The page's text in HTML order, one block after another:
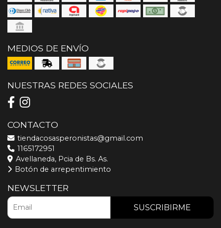
MEDIOS DE ENVÍO
NUESTRAS REDES SOCIALES
CONTACTO
tiendacosasperonistas@gmail.com
1165172951
Avellaneda, Pcia de Bs. As.
Botón de arrepentimiento
NEWSLETTER
SUSCRIBIRME